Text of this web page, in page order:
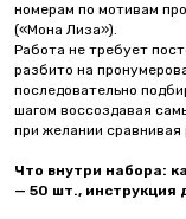
номерам по мотивам
(«Мона Лиза»).
Работа не требует
разбито на
последовательно
шагом воссоздавая
при желании сравнивая
Что внутри набора:
— 50 шт., инструкция